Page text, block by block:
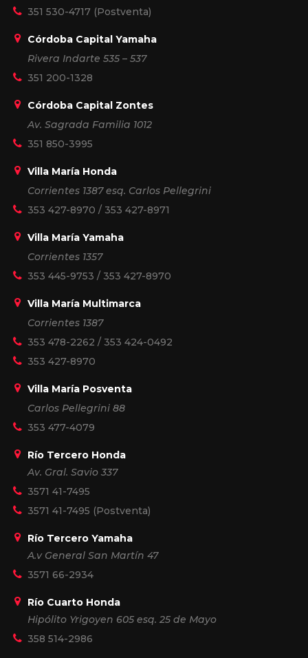
351 530-4717 (Postventa)
Córdoba Capital Yamaha
Rivera Indarte 535 – 537
351 200-1328
Córdoba Capital Zontes
Av. Sagrada Familia 1012
351 850-3995
Villa María Honda
Corrientes 1387 esq. Carlos Pellegrini
353 427-8970 / 353 427-8971
Villa María Yamaha
Corrientes 1357
353 445-9753 / 353 427-8970
Villa María Multimarca
Corrientes 1387
353 478-2262 / 353 424-0492
353 427-8970
Villa María Posventa
Carlos Pellegrini 88
353 477-4079
Río Tercero Honda
Av. Gral. Savio 337
3571 41-7495
3571 41-7495 (Postventa)
Río Tercero Yamaha
A.v General San Martín 47
3571 66-2934
Río Cuarto Honda
Hipólito Yrigoyen 605 esq. 25 de Mayo
358 514-2986